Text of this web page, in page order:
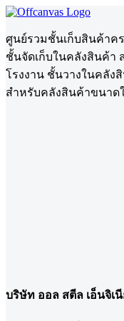
ศูนย์รวมชั้นเก็บสินค้าค
ชั้นจัดเก็บในคลังสินค้า
โรงงาน ชั้นวางในคลัง
สำหรับคลังสินค้าขนาด
บริษัท ออล สตีล เอ็นจิเ